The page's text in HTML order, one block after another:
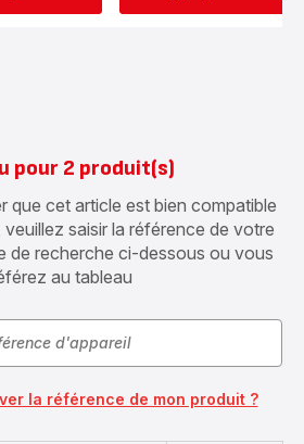
pour 2 produit(s)
que cet article est bien compatible
saisir la référence de votre
de recherche ci-dessous ou vous
au tableau
la référence de mon produit ?